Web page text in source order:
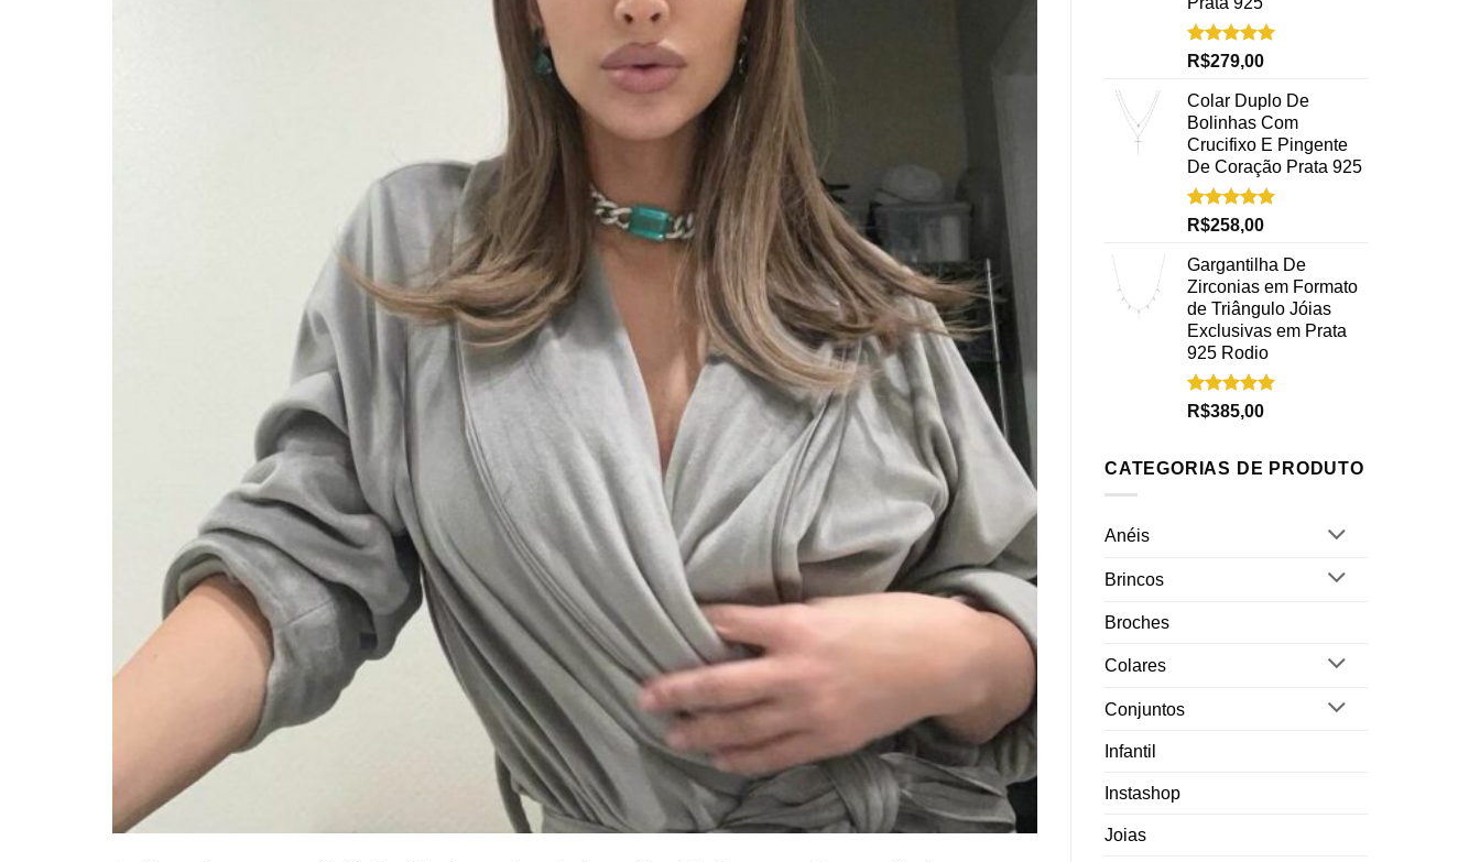
Avaliação
R$279,00
Colar Duplo De
Bolinhas Com
Crucifixo E Pingente
De Coração Prata 925
Avaliação
R$258,00
Gargantilha De
Zirconias em Formato
de Triângulo Jóias
Exclusivas em Prata
925 Rodio
Avaliação
R$385,00
CATEGORIAS DE PRODUTO
Anéis
Brincos
Broches
Colares
Conjuntos
Infantil
Instashop
Joias